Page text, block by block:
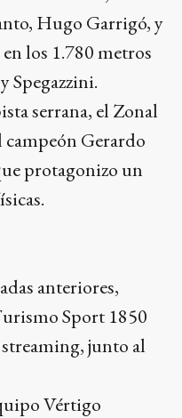
Hugo Garrigó, y
los 1.780 metros
Spegazzini.
serrana, el Zonal
campeón Gerardo
protagonizo un
anteriores,
Sport 1850
junto al
Vértigo